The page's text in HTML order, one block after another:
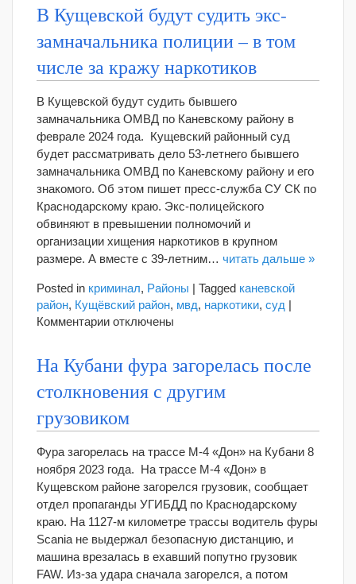
В Кущевской будут судить экс-
замначальника полиции – в том
числе за кражу наркотиков
В Кущевской будут судить бывшего
замначальника ОМВД по Каневскому району в
феврале 2024 года. Кущевский районный суд
будет рассматривать дело 53-летнего бывшего
замначальника ОМВД по Каневскому району и его
знакомого. Об этом пишет пресс-служба СУ СК по
Краснодарскому краю. Экс-полицейского
обвиняют в превышении полномочий и
организации хищения наркотиков в крупном
размере. А вместе с 39-летним… читать дальше »
Posted in криминал, Районы | Tagged каневской
район, Кущёвский район, мвд, наркотики, суд |
Комментариик
Кущевской
будут
экс-
полиции
–
в
том
числе
за
кражу
наркотиков
отключены
На Кубани фура загорелась после
столкновения с другим
грузовиком
Фура загорелась на трассе М-4 «Дон» на Кубани 8
ноября 2023 года. На трассе М-4 «Дон» в
Кущевском районе загорелся грузовик, сообщает
отдел пропаганды УГИБДД по Краснодарскому
краю. На 1127-м километре трассы водитель фуры
Scania не выдержал безопасную дистанцию, и
машина врезалась в ехавший попутно грузовик
FAW. Из-за удара сначала загорелся, а потом